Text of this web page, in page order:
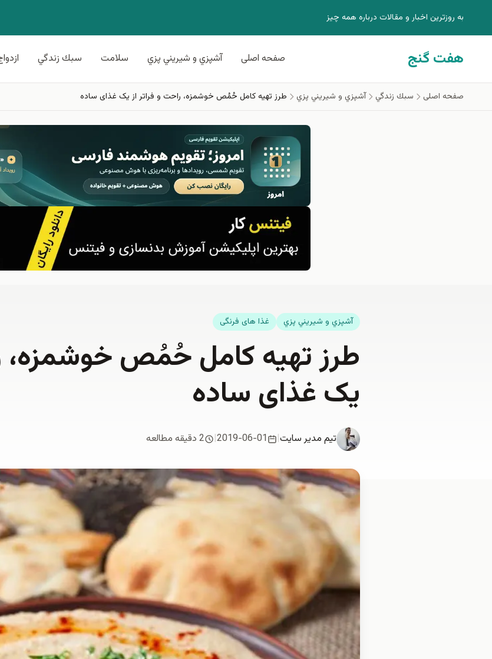
به روزترين اخبار و مقالات درباره همه چيز
هفت گنج صفحه اصلی آشپزي و شيريني پزي سلامت سبك زندگي
صفحه اصلی سبك زندگي آشپزي و شيريني پزي طرز تهیه کامل حُمُص خوشمزه، راحت و فراتر از یک غذای ساده
آشپزي و شيريني پزي غذا های فرنگی
طرز تهیه کامل حُمُص خوشمزه،
یک غذای ساده
تیم مدیر سایت|
2019-06-01
| 2 دقیقه مطالعه